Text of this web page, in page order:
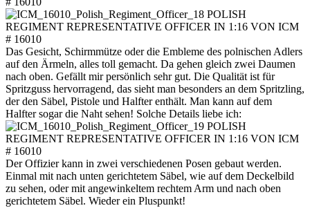
Das Gesicht, Schirmmütze oder die Embleme des polnischen Adlers
auf den Ärmeln, alles toll gemacht. Da gehen gleich zwei Daumen
nach oben. Gefällt mir persönlich sehr gut. Die Qualität ist für
Spritzguss hervorragend, das sieht man besonders an dem Spritzling,
der den Säbel, Pistole und Halfter enthält. Man kann auf dem
Halfter sogar die Naht sehen! Solche Details liebe ich:
Der Offizier kann in zwei verschiedenen Posen gebaut werden.
Einmal mit nach unten gerichtetem Säbel, wie auf dem Deckelbild
zu sehen, oder mit angewinkeltem rechtem Arm und nach oben
gerichtetem Säbel. Wieder ein Pluspunkt!